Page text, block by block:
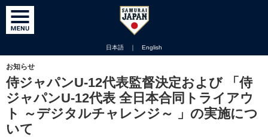
日本語 ｜ English
お知らせ
侍ジャパンU-12代表監督決定および 「侍
ジャパンU-12代表 全日本合同トライアウ
ト ～デジタルチャレンジ～ 」の実施につ
いて